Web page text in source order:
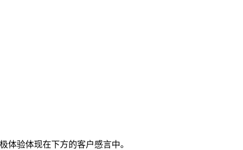
验体现在下方的客户感言中。